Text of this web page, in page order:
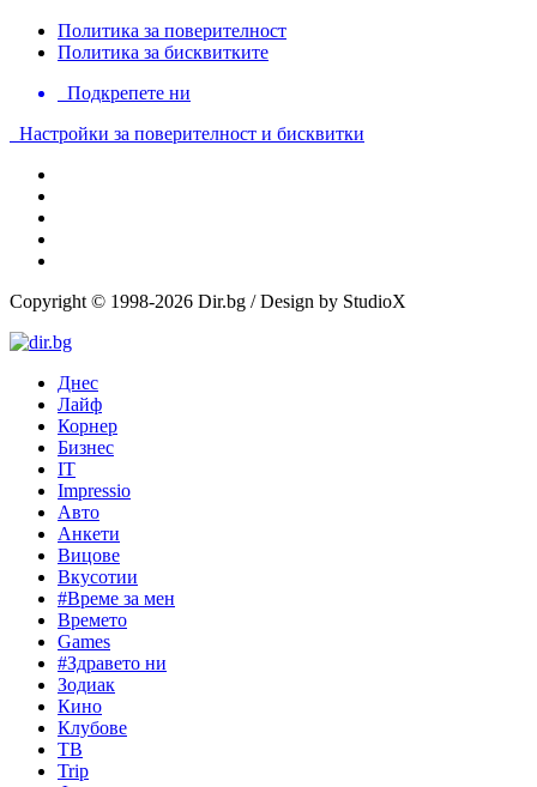
Политика за поверителност
Политика за бисквитките
Подкрепете ни
Настройки за поверителност и бисквитки
Copyright © 1998-2026 Dir.bg / Design by StudioX
Днес
Лайф
Корнер
Бизнес
IT
Impressio
Авто
Анкети
Вицове
Вкусотии
#Време за мен
Времето
Games
#Здравето ни
Зодиак
Кино
Клубове
ТВ
Trip